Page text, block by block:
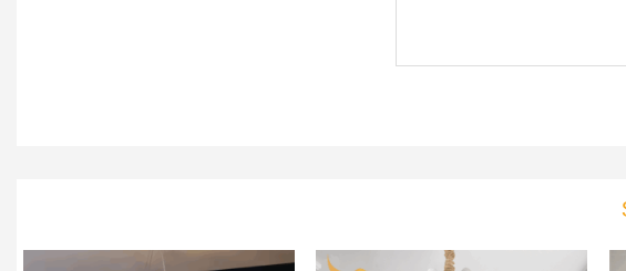
Mang đến sự sang
Công nghệ chiếu sáng